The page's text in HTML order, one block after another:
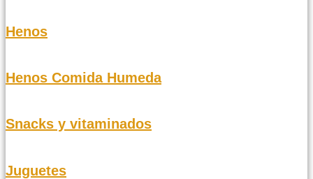
Henos
Henos Comida Humeda
Snacks y vitaminados
Juguetes